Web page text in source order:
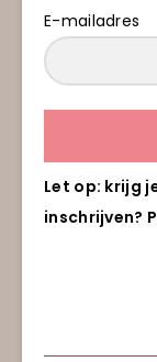
E-mailadres
Let op: krijg
inschrijven?